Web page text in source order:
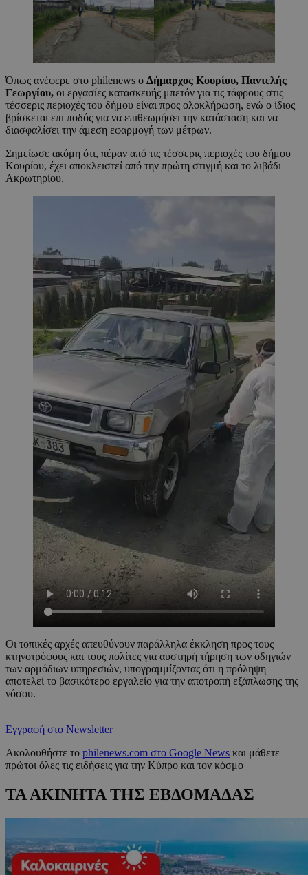
Όπως ανέφερε στο philenews ο Δήμαρχος Κουρίου, Παντελής
Γεωργίου, οι εργασίες κατασκευής μπετόν για τις τάφρους στις
τέσσερις περιοχές του δήμου είναι προς ολοκλήρωση, ενώ ο ίδιος
βρίσκεται επι ποδός για να επιθεωρήσει την κατάσταση και να
διασφαλίσει την άμεση εφαρμογή των μέτρων.
Σημείωσε ακόμη ότι, πέραν από τις τέσσερις περιοχές του δήμου
Κουρίου, έχει αποκλειστεί από την πρώτη στιγμή και το λιβάδι
Ακρωτηρίου.
Οι τοπικές αρχές απευθύνουν παράλληλα έκκληση προς τους
κτηνοτρόφους και τους πολίτες για αυστηρή τήρηση των οδηγιών
των αρμόδιων υπηρεσιών, υπογραμμίζοντας ότι η πρόληψη
αποτελεί το βασικότερο εργαλείο για την αποτροπή εξάπλωσης της
νόσου.
Εγγραφή στο Newsletter
Ακολουθήστε το philenews.com στο Google News και μάθετε
πρώτοι όλες τις ειδήσεις για την Κύπρο και τον κόσμο
ΤΑ ΑΚΙΝΗΤΑ ΤΗΣ ΕΒΔΟΜΑΔΑΣ